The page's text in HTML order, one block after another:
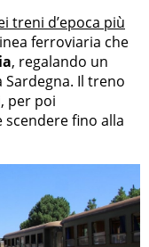
treni d’epoca più
ferroviaria che
, regalando un
Il treno
per poi
fino alla